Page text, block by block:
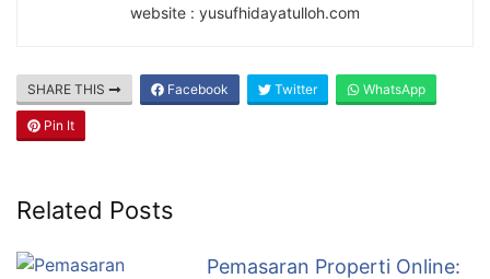
website : yusufhidayatulloh.com
SHARE THIS Facebook Twitter WhatsApp
Pin It
Related Posts
Pemasaran Properti Online: